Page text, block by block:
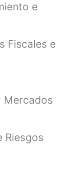
e
Fiscales e
Mercados
Riesgos